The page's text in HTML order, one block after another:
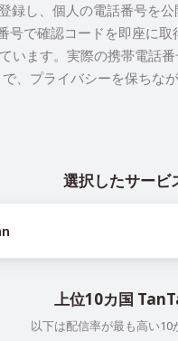
録し、個人の電話番号を
号で確認コードを即座に取
います。実際の携帯電話
、プライバシーを保ちな
選択したサービ
上位10カ国
以下は配信率が最も高い10